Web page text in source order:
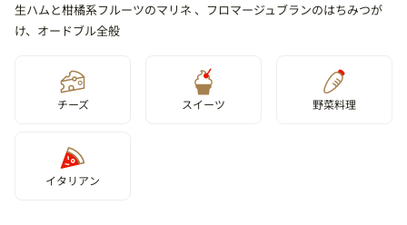
生ハムと柑橘系フルーツのマリネ 、フロマージュブランのはちみつが
け、オードブル全般
チーズ スイーツ 野菜料理
イタリアン